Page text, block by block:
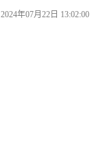
2024年07月22日 13:02:00